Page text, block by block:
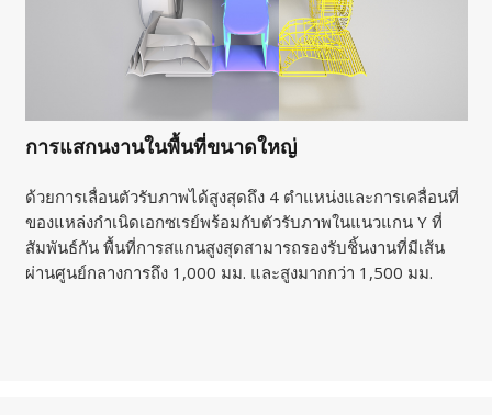
การแสกนงานในพื้นที่ขนาดใหญ่
ด้วยการเลื่อนตัวรับภาพได้สูงสุดถึง 4 ตำแหน่งและการเคลื่อนที่
ของแหล่งกำเนิดเอกซเรย์พร้อมกับตัวรับภาพในแนวแกน Y ที่
สัมพันธ์กัน พื้นที่การสแกนสูงสุดสามารถรองรับชิ้นงานที่มีเส้น
ผ่านศูนย์กลางการถึง 1,000 มม. และสูงมากกว่า 1,500 มม.